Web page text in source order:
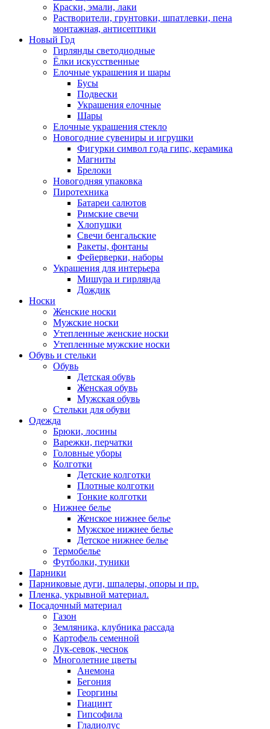
Краски, эмали, лаки
Растворители, грунтовки, шпатлевки, пена
монтажная, антисептики
Новый Год
Гирлянды светодиодные
Ёлки искусственные
Елочные украшения и шары
Бусы
Подвески
Украшения елочные
Шары
Елочные украшения стекло
Новогодние сувениры и игрушки
Фигурки символ года гипс, керамика
Магниты
Брелоки
Новогодняя упаковка
Пиротехника
Батареи салютов
Римские свечи
Хлопушки
Свечи бенгальские
Ракеты, фонтаны
Фейерверки, наборы
Украшения для интерьера
Мишура и гирлянда
Дождик
Носки
Женские носки
Мужские носки
Утепленные женские носки
Утепленные мужские носки
Обувь и стельки
Обувь
Детская обувь
Женская обувь
Мужская обувь
Стельки для обуви
Одежда
Брюки, лосины
Варежки, перчатки
Головные уборы
Колготки
Детские колготки
Плотные колготки
Тонкие колготки
Нижнее белье
Женское нижнее белье
Мужское нижнее белье
Детское нижнее белье
Термобелье
Футболки, туники
Парники
Парниковые дуги, шпалеры, опоры и пр.
Пленка, укрывной материал.
Посадочный материал
Газон
Земляника, клубника рассада
Картофель семенной
Лук-севок, чеснок
Многолетние цветы
Анемона
Бегония
Георгины
Гиацинт
Гипсофила
Гладиолус